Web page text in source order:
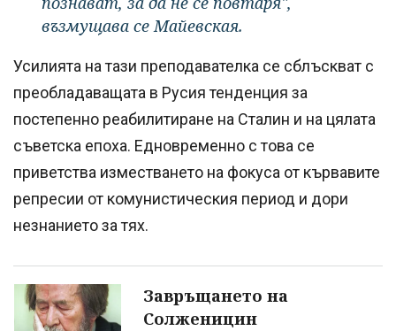
възмущава се Майевская.
Усилията на тази преподавателка се сблъскват с
преобладаващата в Русия тенденция за
постепенно реабилитиране на Сталин и на цялата
съветска епоха. Едновременно с това се
приветства изместването на фокуса от кървавите
репресии от комунистическия период и дори
незнанието за тях.
Завръщането на
Солженицин